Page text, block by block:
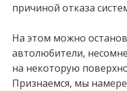
причиной отказа
На этом можно
автолюбители,
на некоторую
Признаемся, мы